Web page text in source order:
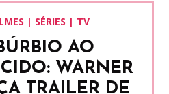
| SÉRIES | TV
AO
WARNER
TRAILER DE